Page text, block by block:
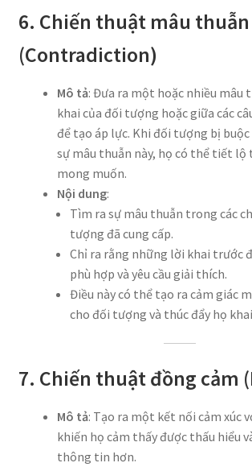
6. Chiến thuật mâu thuẫn
(Contradiction)
Mô tả: Đưa ra một hoặc nhiều mâu
khai của đối tượng hoặc giữa các
để tạo áp lực. Khi đối tượng bị
sự mâu thuẫn này, họ có thể tiết
mong muốn.
Nội dung:
Tìm ra sự mâu thuẫn trong các
tượng đã cung cấp.
Chỉ ra rằng những lời khai trước
phù hợp và yêu cầu giải thích.
Điều này có thể tạo ra cảm giác
cho đối tượng và thúc đẩy họ
7. Chiến thuật đồng cảm
Mô tả: Tạo ra một kết nối cảm xúc
khiến họ cảm thấy được thấu hiểu
thông tin hơn.